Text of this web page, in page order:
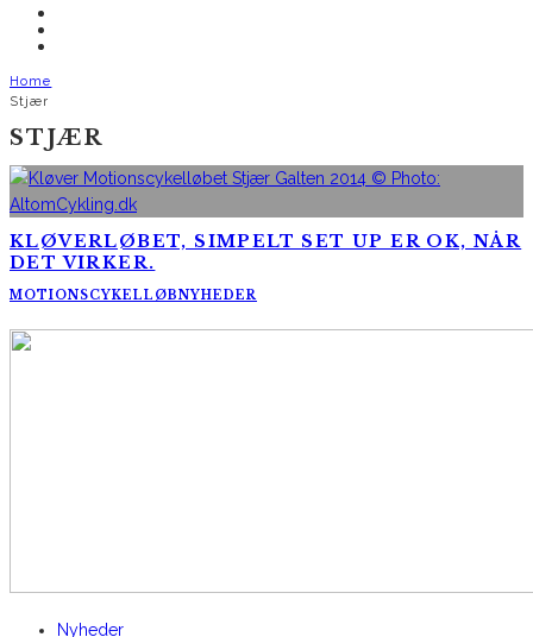
Home
Stjær
STJÆR
KLØVERLØBET, SIMPELT SET UP ER OK, NÅR
DET VIRKER.
MOTIONSCYKELLØBNYHEDER
Nyheder